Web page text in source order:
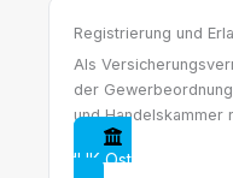
Registrierung und
Als
der
und Handelskammer
IHK Ostbrandenburg